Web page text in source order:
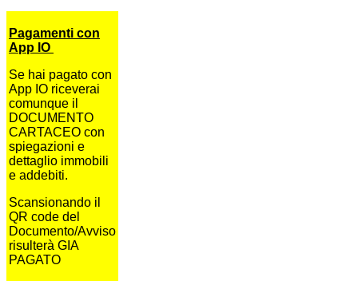
Pagamenti con
App IO
Se hai pagato con
App IO riceverai
comunque il
DOCUMENTO
CARTACEO con
spiegazioni e
dettaglio immobili
e addebiti.
Scansionando il
QR code del
Documento/Avviso
risulterà GIA
PAGATO